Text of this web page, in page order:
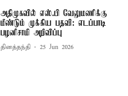
அதிமுகவில் எஸ்.பி வேலுமணிக்கு
மீண்டும் முக்கிய பதவி: எடப்பாடி
பழனிசாமி அறிவிப்பு
தினத்தந்தி 25 Jun 2026